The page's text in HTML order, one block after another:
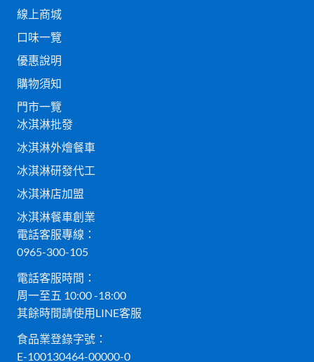
線上商城
口味一覽
優惠說明
購物須知
門市一覽
冰淇淋批發
冰淇淋外燴餐車
冰淇淋研發代工
冰淇淋店加盟
冰淇淋餐車創業
電話客服專線：
0965-300-105
電話客服時間：
周一至五 10:00 -18:00
其餘時間請使用LINE客服
食品業登錄字號：
E-100130464-00000-0